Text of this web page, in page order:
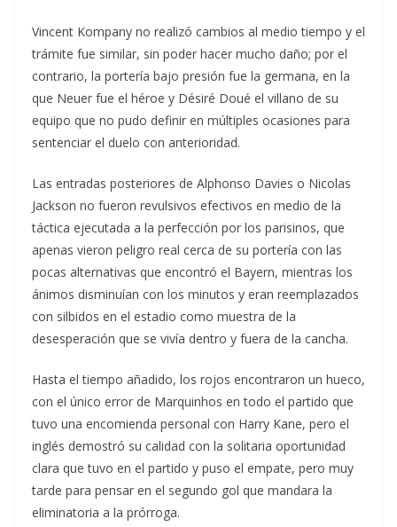
Vincent Kompany no realizó cambios al medio tiempo y el
trámite fue similar, sin poder hacer mucho daño; por el
contrario, la portería bajo presión fue la germana, en la
que Neuer fue el héroe y Désiré Doué el villano de su
equipo que no pudo definir en múltiples ocasiones para
sentenciar el duelo con anterioridad.
Las entradas posteriores de Alphonso Davies o Nicolas
Jackson no fueron revulsivos efectivos en medio de la
táctica ejecutada a la perfección por los parisinos, que
apenas vieron peligro real cerca de su portería con las
pocas alternativas que encontró el Bayern, mientras los
ánimos disminuían con los minutos y eran reemplazados
con silbidos en el estadio como muestra de la
desesperación que se vivía dentro y fuera de la cancha.
Hasta el tiempo añadido, los rojos encontraron un hueco,
con el único error de Marquinhos en todo el partido que
tuvo una encomienda personal con Harry Kane, pero el
inglés demostró su calidad con la solitaria oportunidad
clara que tuvo en el partido y puso el empate, pero muy
tarde para pensar en el segundo gol que mandara la
eliminatoria a la prórroga.